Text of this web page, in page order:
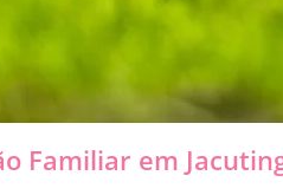
Familiar em